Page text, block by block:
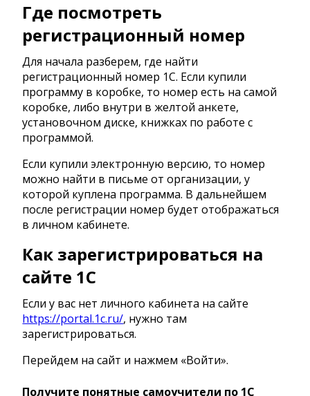
Где посмотреть
регистрационный номер
Для начала разберем, где найти
регистрационный номер 1С. Если купили
программу в коробке, то номер есть на самой
коробке, либо внутри в желтой анкете,
установочном диске, книжках по работе с
программой.
Если купили электронную версию, то номер
можно найти в письме от организации, у
которой куплена программа. В дальнейшем
после регистрации номер будет отображаться
в личном кабинете.
Как зарегистрироваться на
сайте 1С
Если у вас нет личного кабинета на сайте
https://portal.1c.ru/, нужно там
зарегистрироваться.
Перейдем на сайт и нажмем «Войти».
Получите понятные самоучители по 1С